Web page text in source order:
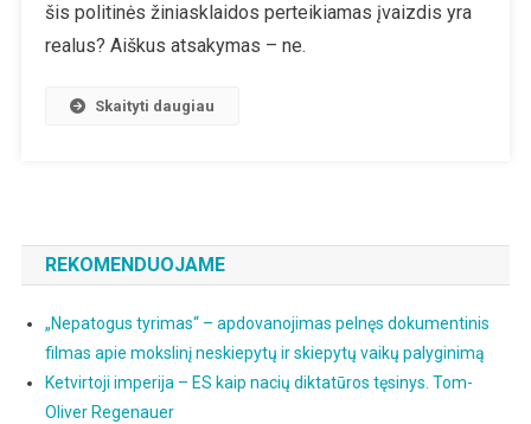
Jėgainės
šis politinės žiniasklaidos perteikiamas įvaizdis yra
realus? Aiškus atsakymas – ne.
Skaityti daugiau
REKOMENDUOJAME
„Nepatogus tyrimas“ – apdovanojimas pelnęs dokumentinis
filmas apie mokslinį neskiepytų ir skiepytų vaikų palyginimą
Ketvirtoji imperija – ES kaip nacių diktatūros tęsinys. Tom-
Oliver Regenauer